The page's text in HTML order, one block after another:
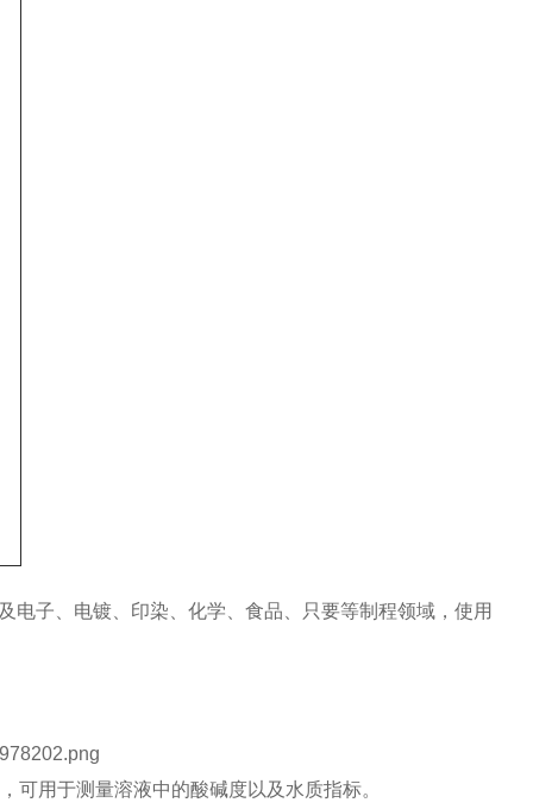
电子、电镀、印染、化学、食品、只要等制程领域，使用
可用于测量溶液中的酸碱度以及水质指标。